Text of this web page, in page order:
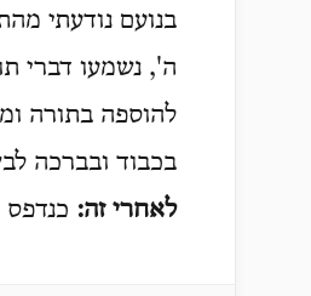
בנועם נודעתי
ה', נשמעו דברי
להוספה בתורה
בכבוד ובברכה
לאחרי זה: כנדפס